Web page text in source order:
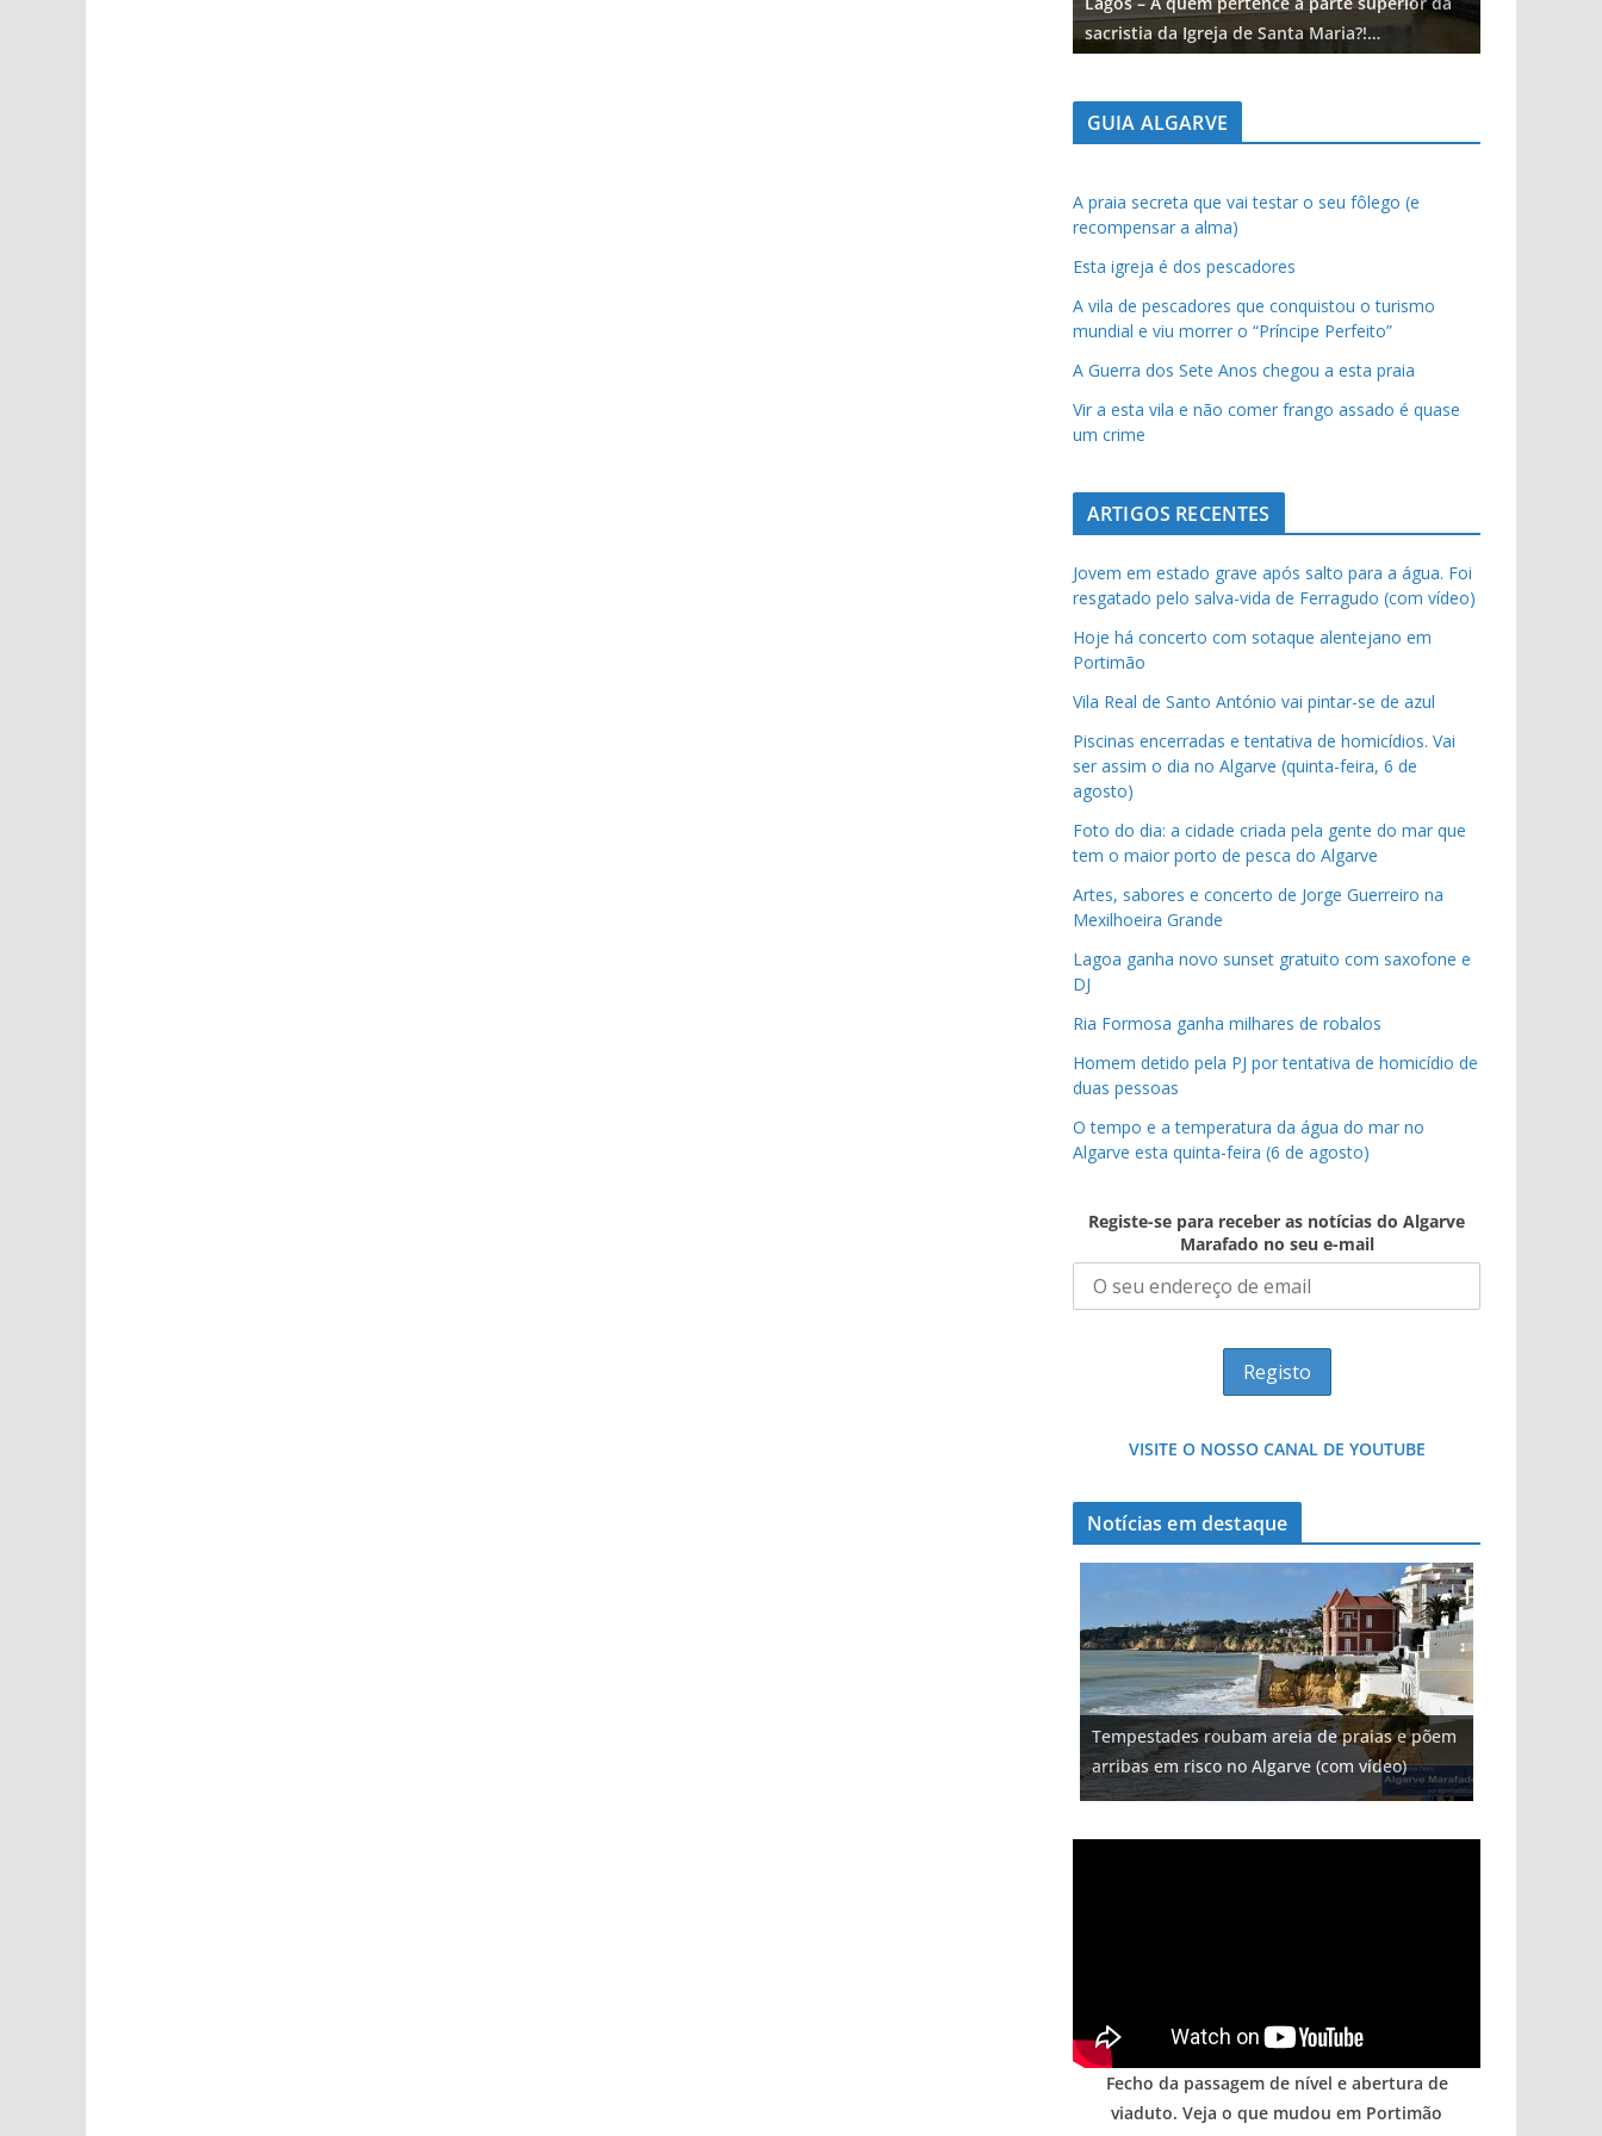
sacristia da Igreja de Santa Maria?!…
GUIA ALGARVE
A praia secreta que vai testar o seu fôlego (e
recompensar a alma)
Esta igreja é dos pescadores
A vila de pescadores que conquistou o turismo
mundial e viu morrer o “Príncipe Perfeito”
A Guerra dos Sete Anos chegou a esta praia
Vir a esta vila e não comer frango assado é quase
um crime
ARTIGOS RECENTES
Jovem em estado grave após salto para a água. Foi
resgatado pelo salva-vida de Ferragudo (com vídeo)
Hoje há concerto com sotaque alentejano em
Portimão
Vila Real de Santo António vai pintar-se de azul
Piscinas encerradas e tentativa de homicídios. Vai
ser assim o dia no Algarve (quinta-feira, 6 de
agosto)
Foto do dia: a cidade criada pela gente do mar que
tem o maior porto de pesca do Algarve
Artes, sabores e concerto de Jorge Guerreiro na
Mexilhoeira Grande
Lagoa ganha novo sunset gratuito com saxofone e
DJ
Ria Formosa ganha milhares de robalos
Homem detido pela PJ por tentativa de homicídio de
duas pessoas
O tempo e a temperatura da água do mar no
Algarve esta quinta-feira (6 de agosto)
Registe-se para receber as notícias do Algarve
Marafado no seu e-mail
VISITE O NOSSO CANAL DE YOUTUBE
Notícias em destaque
Tempestades roubam areia de praias e põem
arribas em risco no Algarve (com vídeo)
Milagre da água. Fontes emblemáticas do
Algarve voltam a ter vida (com vídeo)
Projeto milionário: investimento de 108
milhões de euros na construção de dois
hotéis (com vídeo)
Foto do dia: uma cidade algarvia que cresceu
entre redes e fábricas
Tapas do mar a 3 euros cada. Nova rota
gastronómica nasce no Algarve
Fecho da passagem de nível e abertura de
viaduto. Veja o que mudou em Portimão